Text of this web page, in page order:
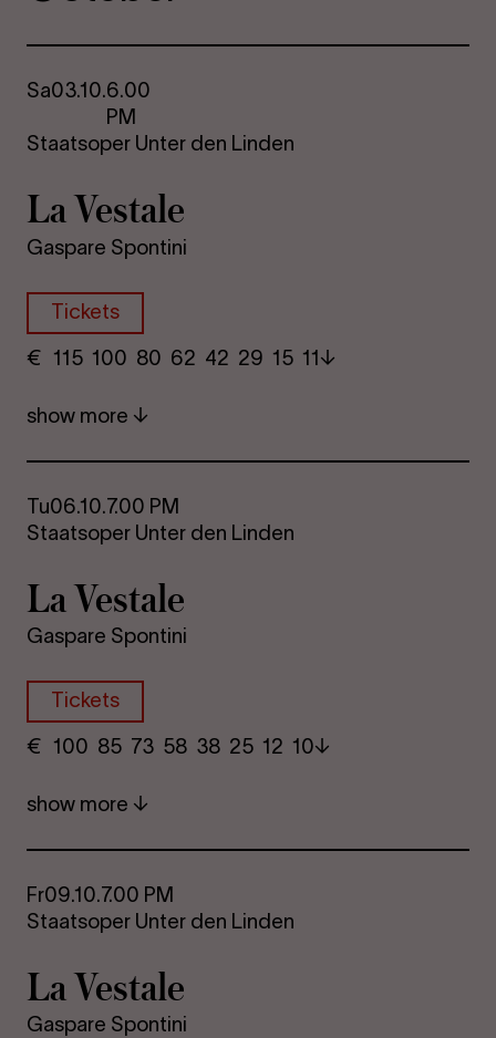
Sa03.10.6.00
PM
Staatsoper Unter den Linden
La Vestale
Gaspare Spontini
Tickets
€ ​ 115 100 80​ 62 42 29​ 15 11
show more
Tu06.10.7.00 PM
Staatsoper Unter den Linden
La Vestale
Gaspare Spontini
Tickets
€ ​ 100 85 73​ 58 38 25​ 12 10
show more
Fr09.10.7.00 PM
Staatsoper Unter den Linden
La Vestale
Gaspare Spontini